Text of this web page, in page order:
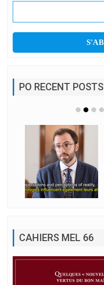
PO RECENT POSTS
CAHIERS MEL 66